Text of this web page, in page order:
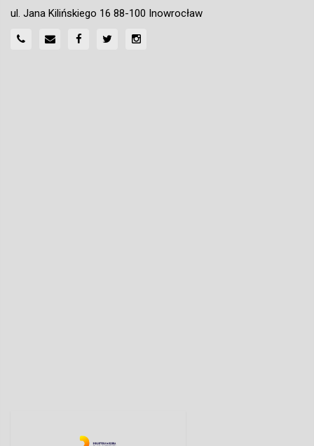
ul. Jana Kilińskiego 16 88-100 Inowrocław